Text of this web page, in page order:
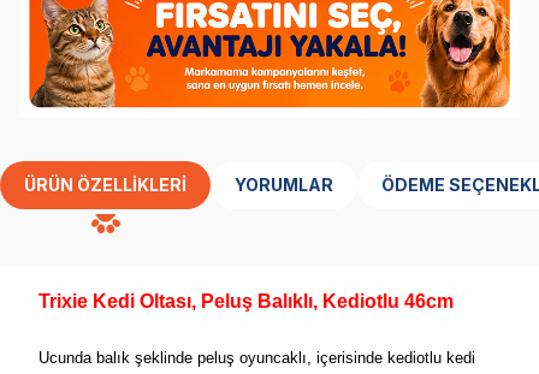
ÜRÜN ÖZELLIKLERI YORUMLAR ÖDEME
Trixie Kedi Oltası, Peluş Balıklı, Kediotlu 46cm
Ucunda balık şeklinde peluş oyuncaklı, içerisinde kediotlu kedi